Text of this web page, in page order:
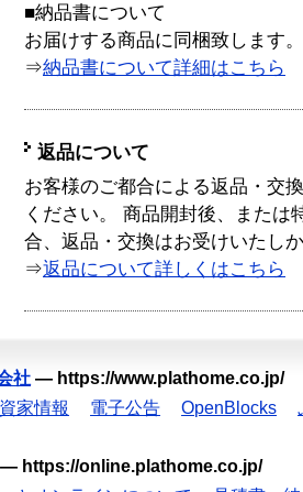
■納品書について
お届けする商品に同梱致します。
⇒納品書について詳細はこちら
返品について
お客様のご都合による返品・交
ください。 商品開封後、または
合、返品・交換はお受けいたし
⇒返品について詳しくはこちら
社 — https://www.plathome.co.jp/
家情報 電子公告 OpenBlocks
— https://online.plathome.co.jp/